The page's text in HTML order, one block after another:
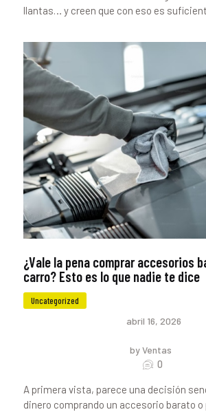
llantas… y creen que con eso es
¿Vale la pena comprar accesorios
carro? Esto es lo que nadie te dice
Uncategorized
abril 16, 2026
by Ventas
0
A primera vista, parece una decisión
dinero comprando un accesorio barato o